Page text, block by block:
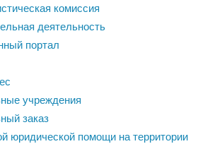
комиссия
деятельность
портал
учреждения
заказ
юридической помощи на территории